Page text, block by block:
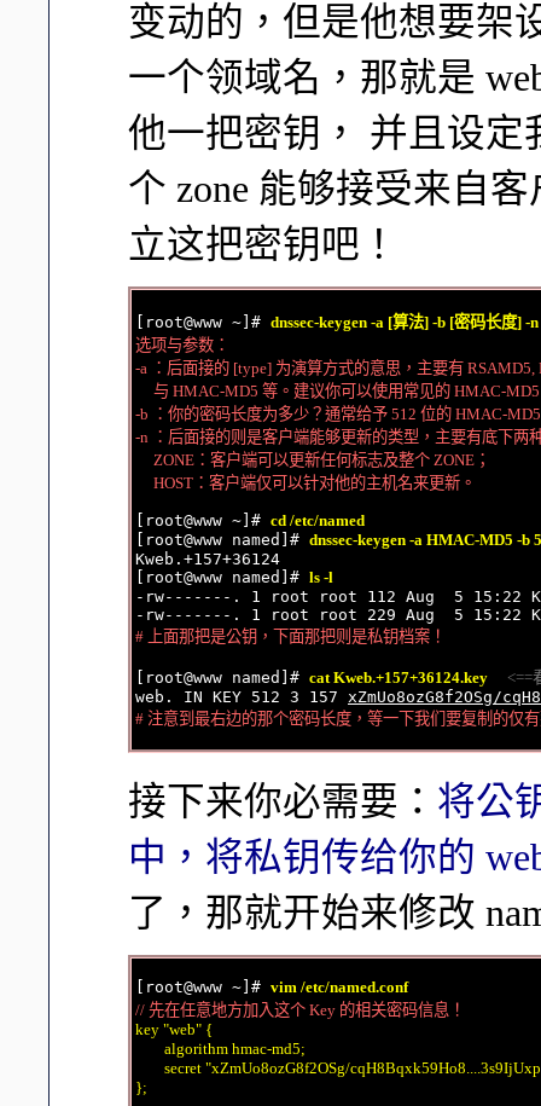
变动的，但是他想要架
一个领域名，那就是
他一把密钥， 并且设定
个 zone 能够接受来自
立这把密钥吧！
[root@www ~]# dnssec-keygen -a [算法] -b [密码长度] -
选项与参数：
-a ：后面接的 [type] 为演算方式的意思，主要有 RSAMD5,
与 HMAC-MD5 等。建议你可以使用常见的 HMAC-MD5
-b ：你的密码长度为多少？通常给予 512 位的 HMAC-
-n ：后面接的则是客户端能够更新的类型，主要有底下两
     ZONE：客户端可以更新任何标志及整个 ZONE；
     HOST：客户端仅可以针对他的主机名来更新。
[root@www ~]# cd /etc/named
[root@www named]# dnssec-keygen -a HMAC-MD5 -b
Kweb.+157+36124
[root@www named]# ls -l
-rw-------. 1 root root 112 Aug  5 15:22
# 上面那把是公钥，下面那把则是私钥档案！
[root@www named]# cat Kweb.+157+36124.key
<==
web. IN KEY 512 3 157 xZmUo8ozG8f2OSg/
# 注意到最右边的那个密码长度，等一下我们要复制的仅
接下来你必需要： 将公
中，将私钥传给你的
了，那就开始来修改
[root@www ~]# vim /etc/named.conf
// 先在任意地方加入这个 Key 的相关密码信息！
key "web" {
        algorithm hmac-md5;
secret "xZmUo8ozG8f2OSg/
};